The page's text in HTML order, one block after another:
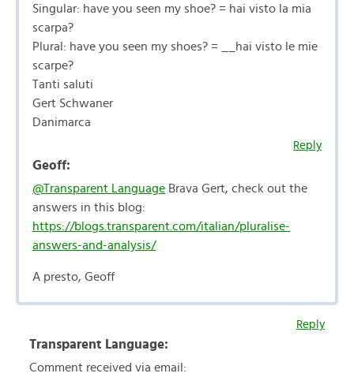
Singular: have you seen my shoe? = hai visto la mia
scarpa?
Plural: have you seen my shoes? = __hai visto le mie
scarpe?
Tanti saluti
Gert Schwaner
Danimarca
Reply
Geoff:
@Transparent Language Brava Gert, check out the
answers in this blog:
https://blogs.transparent.com/italian/pluralise-
answers-and-analysis/
A presto, Geoff
Reply
Transparent Language:
Comment received via email: